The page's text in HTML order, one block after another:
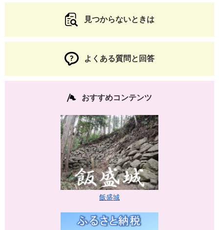
見つからないときは
よくある質問と回答
おすすめコンテンツ
飯盛城